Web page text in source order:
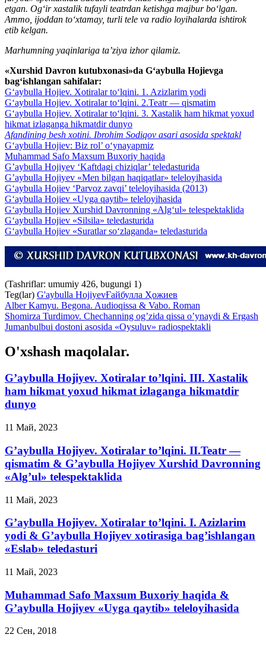
etgan. Og‘ir xastalik tufayli teatrdan ketishga majbur bo‘lgan.
Ammo, ijoddan to‘xtamay, turli tele va radio loyihalarda ishtirok
etib kelgan.
Marhumning yaqinlariga ta’ziya izhor qilamiz.
«Xurshid Davron kutubxonasi»da G‘aybulla Hojievga
bag‘ishlangan sahifalar:
G‘aybulla Hojiev. Xotiralar to‘lqini. 1. Azizlarim yodi
G‘aybulla Hojiev. Xotiralar to‘lqini. 2.Teatr — qismatim
G‘aybulla Hojiev. Xotiralar to‘lqini. 3. Xastalik ham hikmat yoxud
hikmat izlaganga hikmatdir dunyo
Afandining besh xotini. Ibrohim Sodiqov asari asosida spektakl
G‘aybulla Hojiev: Biz rol’ o‘ynayapmiz
Muhammad Safo Maxsum Buxoriy haqida
G’aybulla Hojiyev ‘Kaftdagi chiziqlar’ teledasturida
G’aybulla Hojiyev «Men bilgan haqiqatlar» teleloyihasida
G‘aybulla Hojiev ‘Parvoz zavqi’ teleloyihasida (2013)
G‘aybulla Hojiev «Uyga qaytib» teleloyihasida
G‘aybulla Hojiev Xurshid Davronning «Alg‘ul» telespektaklida
G‘aybulla Hojiev «Silsila» teledasturida
G‘aybulla Hojiev «Suratlar so‘zlaganda» teledasturida
(Tashriflar: umumiy 426, bugungi 1)
Teg(lar) G'aybulla HojiyevҒайбулла Ҳожиев
Alber Kamyu. Begona. Audioqissa & Vabo. Roman
Shomirza Turdimov. Chechanning og’zida qissa o’ynaydi & Ergash
Jumanbulbui dostoni asosida «Oysuluv» radiospektakli
O'xshash maqolalar.
G’aybulla Hojiyev. Xotiralar to’lqini. III. Xastalik
ham hikmat yoxud hikmat izlaganga hikmatdir
dunyo
11 Май, 2023
G’aybulla Hojiyev. Xotiralar to’lqini. II.Teatr —
qismatim & G’aybulla Hojiyev Xurshid Davronning
«Alg’ul» telespektaklida
11 Май, 2023
G’aybulla Hojiyev. Xotiralar to’lqini. I. Azizlarim
yodi & G’aybulla Hojiyev xotirasiga bag’ishlangan
«Eslab» teledasturi
11 Май, 2023
Muhammad Safo Maxsum Buxoriy haqida &
G’aybulla Hojiyev «Uyga qaytib» teleloyihasida
22 Сен, 2018